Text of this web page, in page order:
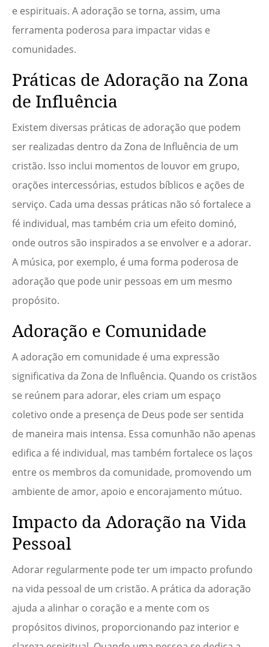
e espirituais. A adoração se torna, assim, uma
ferramenta poderosa para impactar vidas e
comunidades.
Práticas de Adoração na Zona
de Influência
Existem diversas práticas de adoração que podem
ser realizadas dentro da Zona de Influência de um
cristão. Isso inclui momentos de louvor em grupo,
orações intercessórias, estudos bíblicos e ações de
serviço. Cada uma dessas práticas não só fortalece a
fé individual, mas também cria um efeito dominó,
onde outros são inspirados a se envolver e a adorar.
A música, por exemplo, é uma forma poderosa de
adoração que pode unir pessoas em um mesmo
propósito.
Adoração e Comunidade
A adoração em comunidade é uma expressão
significativa da Zona de Influência. Quando os cristãos
se reúnem para adorar, eles criam um espaço
coletivo onde a presença de Deus pode ser sentida
de maneira mais intensa. Essa comunhão não apenas
edifica a fé individual, mas também fortalece os laços
entre os membros da comunidade, promovendo um
ambiente de amor, apoio e encorajamento mútuo.
Impacto da Adoração na Vida
Pessoal
Adorar regularmente pode ter um impacto profundo
na vida pessoal de um cristão. A prática da adoração
ajuda a alinhar o coração e a mente com os
propósitos divinos, proporcionando paz interior e